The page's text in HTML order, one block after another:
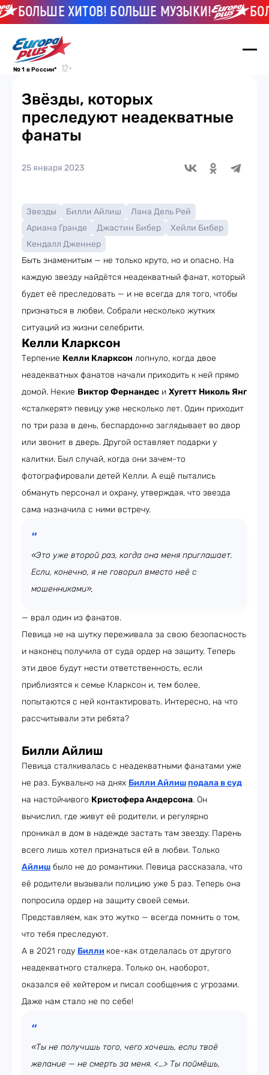
БОЛЬШЕ ХИТОВ! БОЛЬШЕ МУЗЫКИ!
№ 1 в России*
Звёзды, которых
преследуют неадекватные
фанаты
25 января 2023
Звезды Билли Айлиш
Лана Дель Рей
Ариана Гранде
Джастин Бибер
Хейли Бибер
Кендалл Дженнер
Быть знаменитым — не только круто, но и опасно. На
каждую звезду найдётся неадекватный фанат, который
будет её преследовать — и не всегда для того, чтобы
признаться в любви. Собрали несколько жутких
ситуаций из жизни селебрити.
Келли Кларксон
Терпение Келли Кларксон лопнуло, когда двое
неадекватных фанатов начали приходить к ней прямо
домой. Некие Виктор Фернандес и Хугетт Николь Янг
«сталкерят» певицу уже несколько лет. Один приходит
по три раза в день, беспардонно заглядывает во двор
или звонит в дверь. Другой оставляет подарки у
калитки. Был случай, когда они зачем-то
фотографировали детей Келли. А ещё пытались
обмануть персонал и охрану, утверждая, что звезда
сама назначила с ними встречу.
«Это уже второй раз, когда она меня приглашает.
Если, конечно, я не говорил вместо неё с
мошенниками»,
— врал один из фанатов.
Певица не на шутку переживала за свою безопасность
и наконец получила от суда ордер на защиту. Теперь
эти двое будут нести ответственность, если
приблизятся к семье Кларксон и, тем более,
попытаются с ней контактировать. Интересно, на что
рассчитывали эти ребята?
Билли Айлиш
Певица сталкивалась с неадекватными фанатами уже
не раз. Буквально на днях Билли Айлишподала в суд
на настойчивого Кристофера Андерсона. Он
вычислил, где живут её родители, и регулярно
проникал в дом в надежде застать там звезду. Парень
всего лишь хотел признаться ей в любви. Только
Айлиш было не до романтики. Певица рассказала, что
её родители вызывали полицию уже 5 раз. Теперь она
попросила ордер на защиту своей семьи.
Представляем, как это жутко — всегда помнить о том,
что тебя преследуют.
А в 2021 году Билли кое-как отделалась от другого
неадекватного сталкера. Только он, наоборот,
оказался её хейтером и писал сообщения с угрозами.
Даже нам стало не по себе!
«Ты не получишь того, чего хочешь, если твоё
желание — не смерть за меня. <…> Ты поймёшь,